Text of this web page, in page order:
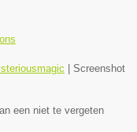
| Screenshot
een niet te vergeten